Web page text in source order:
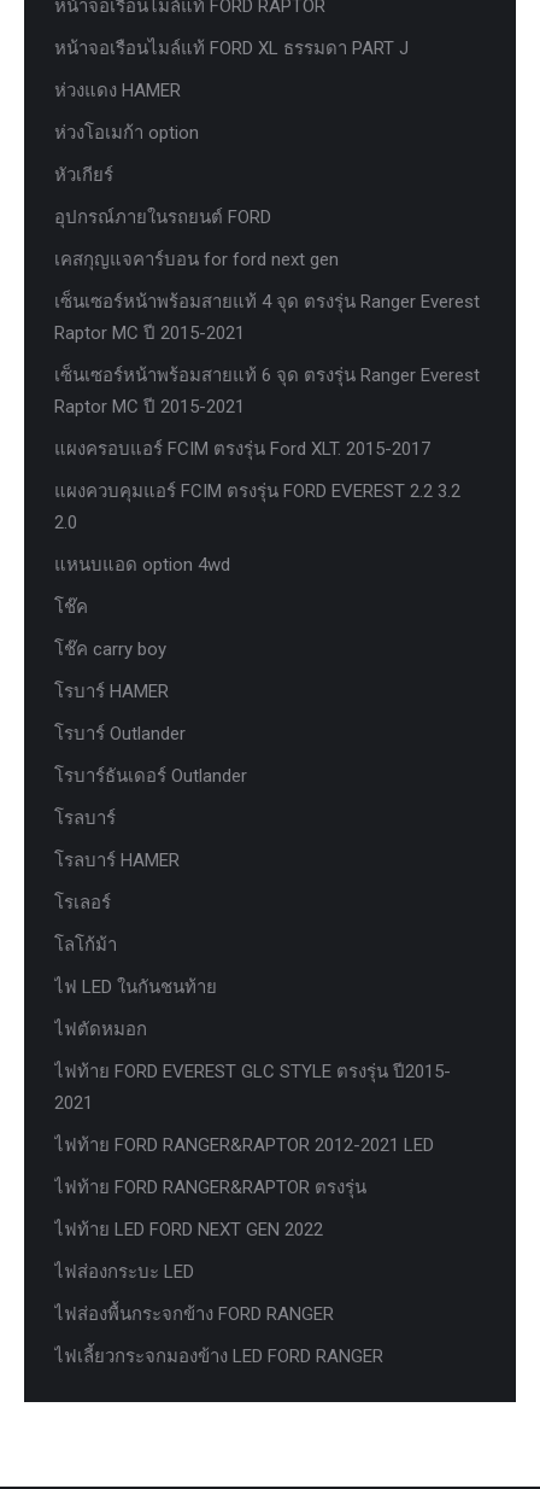
หน้าจอเรือนไมล์แท้ FORD RAPTOR
หน้าจอเรือนไมล์แท้ FORD XL ธรรมดา PART J
ห่วงแดง HAMER
ห่วงโอเมก้า option
หัวเกียร์
อุปกรณ์ภายในรถยนต์ FORD
เคสกุญแจคาร์บอน for ford next gen
เซ็นเซอร์หน้าพร้อมสายแท้ 4 จุด ตรงรุ่น Ranger Everest
Raptor MC ปี 2015-2021
เซ็นเซอร์หน้าพร้อมสายแท้ 6 จุด ตรงรุ่น Ranger Everest
Raptor MC ปี 2015-2021
แผงครอบแอร์ FCIM ตรงรุ่น Ford XLT. 2015-2017
แผงควบคุมแอร์ FCIM ตรงรุ่น FORD EVEREST 2.2 3.2
2.0
แหนบแอด option 4wd
โช๊ค
โช๊ค carry boy
โรบาร์ HAMER
โรบาร์ Outlander
โรบาร์ธันเดอร์ Outlander
โรลบาร์
โรลบาร์ HAMER
โรเลอร์
โลโก้ม้า
ไฟ LED ในกันชนท้าย
ไฟตัดหมอก
ไฟท้าย FORD EVEREST GLC STYLE ตรงรุ่น ปี2015-
2021
ไฟท้าย FORD RANGER&RAPTOR 2012-2021 LED
ไฟท้าย FORD RANGER&RAPTOR ตรงรุ่น
ไฟท้าย LED FORD NEXT GEN 2022
ไฟส่องกระบะ LED
ไฟส่องพื้นกระจกข้าง FORD RANGER
ไฟเลี้ยวกระจกมองข้าง LED FORD RANGER